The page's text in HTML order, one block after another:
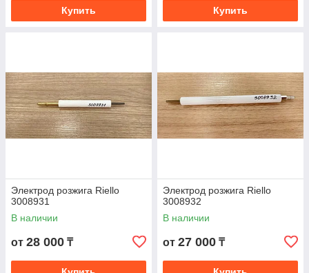
Купить Купить
Электрод розжига Riello
3008931
В наличии
от 28 000 ₸
Электрод розжига Riello
3008932
В наличии
от 27 000 ₸